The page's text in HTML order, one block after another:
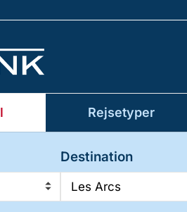
Rejsetyper
Destination
Les Arcs